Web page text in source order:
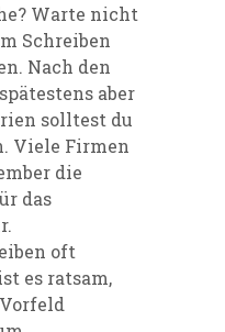
Warte nicht
Schreiben
Nach den
aber
solltest du
Viele Firmen
die
das
oft
es ratsam,